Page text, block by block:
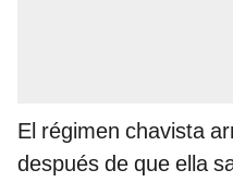
El régimen chavista
después de que ella